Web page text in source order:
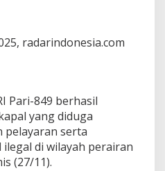
radarindonesia.com
Pari-849 berhasil
yang diduga
pelayaran serta
di wilayah perairan
(27/11).